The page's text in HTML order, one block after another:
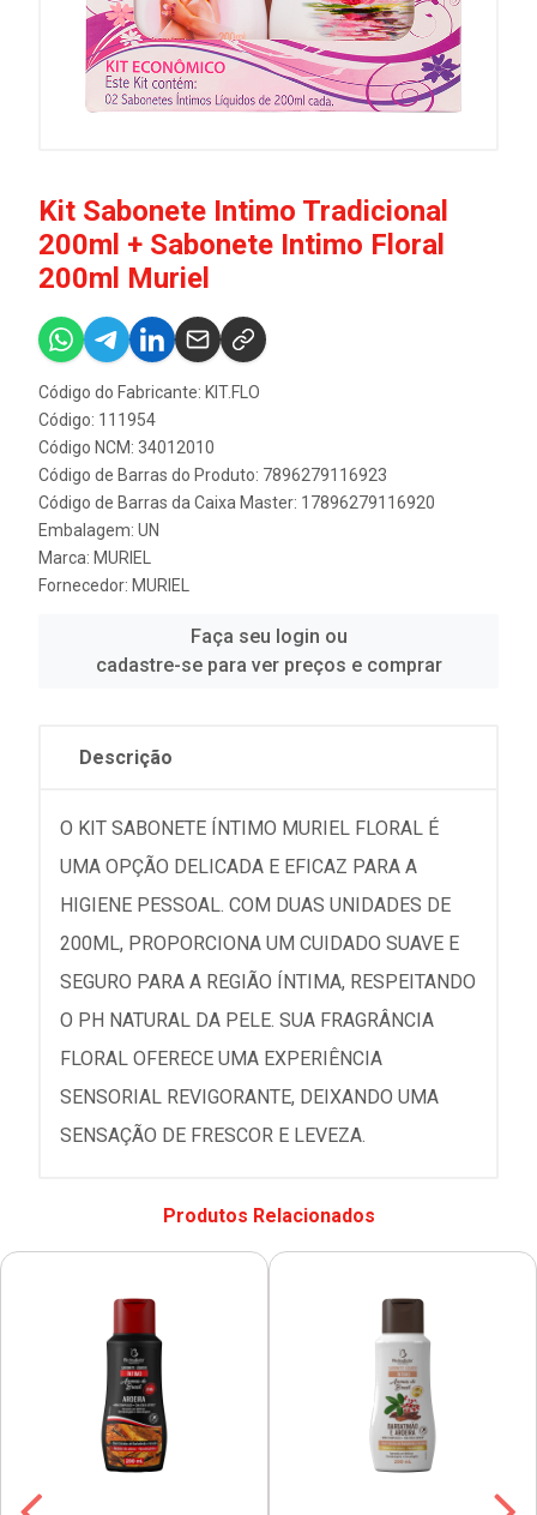
Kit Sabonete Intimo Tradicional
200ml + Sabonete Intimo Floral
200ml Muriel
Código do Fabricante: KIT.FLO
Código: 111954
Código NCM: 34012010
Código de Barras do Produto: 7896279116923
Código de Barras da Caixa Master: 17896279116920
Embalagem: UN
Marca: MURIEL
Fornecedor: MURIEL
Faça seu login ou
cadastre-se para ver preços e comprar
Descrição
O KIT SABONETE ÍNTIMO MURIEL FLORAL É
UMA OPÇÃO DELICADA E EFICAZ PARA A
HIGIENE PESSOAL. COM DUAS UNIDADES DE
200ML, PROPORCIONA UM CUIDADO SUAVE E
SEGURO PARA A REGIÃO ÍNTIMA, RESPEITANDO
O PH NATURAL DA PELE. SUA FRAGRÂNCIA
FLORAL OFERECE UMA EXPERIÊNCIA
SENSORIAL REVIGORANTE, DEIXANDO UMA
SENSAÇÃO DE FRESCOR E LEVEZA.
Produtos Relacionados